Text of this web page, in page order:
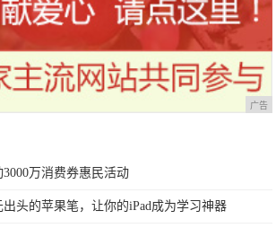
广告
万消费券惠民活动
头的苹果笔，让你的iPad成为学习神器